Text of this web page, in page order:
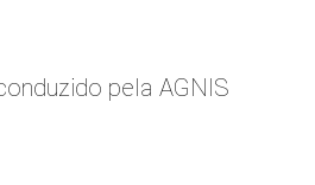
pela AGNIS